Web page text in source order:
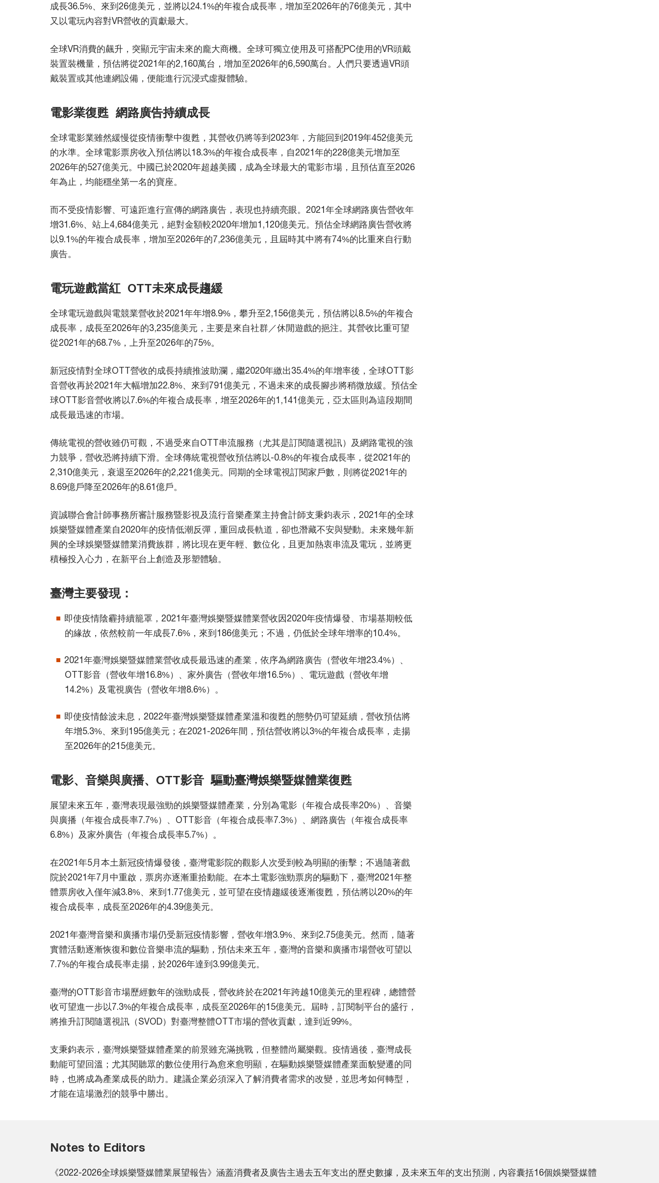
成長36.5%、來到26億美元，並將以24.1%的年複合成長率，增加至2026年的76億美元，其中
又以電玩內容對VR營收的貢獻最大。
全球VR消費的飆升，突顯元宇宙未來的龐大商機。全球可獨立使用及可搭配PC使用的VR頭戴
裝置裝機量，預估將從2021年的2,160萬台，增加至2026年的6,590萬台。人們只要透過VR頭
戴裝置或其他連網設備，便能進行沉浸式虛擬體驗。
電影業復甦 網路廣告持續成長
全球電影業雖然緩慢從疫情衝擊中復甦，其營收仍將等到2023年，方能回到2019年452億美元
的水準。全球電影票房收入預估將以18.3%的年複合成長率，自2021年的228億美元增加至
2026年的527億美元。中國已於2020年超越美國，成為全球最大的電影市場，且預估直至2026
年為止，均能穩坐第一名的寶座。
而不受疫情影響、可遠距進行宣傳的網路廣告，表現也持續亮眼。2021年全球網路廣告營收年
增31.6%、站上4,684億美元，絕對金額較2020年增加1,120億美元。預估全球網路廣告營收將
以9.1%的年複合成長率，增加至2026年的7,236億美元，且屆時其中將有74%的比重來自行動
廣告。
電玩遊戲當紅 OTT未來成長趨緩
全球電玩遊戲與電競業營收於2021年年增8.9%，攀升至2,156億美元，預估將以8.5%的年複合
成長率，成長至2026年的3,235億美元，主要是來自社群／休閒遊戲的挹注。其營收比重可望
從2021年的68.7%，上升至2026年的75%。
新冠疫情對全球OTT營收的成長持續推波助瀾，繼2020年繳出35.4%的年增率後，全球OTT影
音營收再於2021年大幅增加22.8%、來到791億美元，不過未來的成長腳步將稍微放緩。預估全
球OTT影音營收將以7.6%的年複合成長率，增至2026年的1,141億美元，亞太區則為這段期間
成長最迅速的市場。
傳統電視的營收雖仍可觀，不過受來自OTT串流服務（尤其是訂閱隨選視訊）及網路電視的強
力競爭，營收恐將持續下滑。全球傳統電視營收預估將以-0.8%的年複合成長率，從2021年的
2,310億美元，衰退至2026年的2,221億美元。同期的全球電視訂閱家戶數，則將從2021年的
8.69億戶降至2026年的8.61億戶。
資誠聯合會計師事務所審計服務暨影視及流行音樂產業主持會計師支秉鈞表示，2021年的全球
娛樂暨媒體產業自2020年的疫情低潮反彈，重回成長軌道，卻也潛藏不安與變動。未來幾年新
興的全球娛樂暨媒體業消費族群，將比現在更年輕、數位化，且更加熱衷串流及電玩，並將更
積極投入心力，在新平台上創造及形塑體驗。
臺灣主要發現：
即使疫情陰霾持續籠罩，2021年臺灣娛樂暨媒體業營收因2020年疫情爆發、市場基期較低
的緣故，依然較前一年成長7.6%，來到186億美元；不過，仍低於全球年增率的10.4%。
2021年臺灣娛樂暨媒體業營收成長最迅速的產業，依序為網路廣告（營收年增23.4%）、
OTT影音（營收年增16.8%）、家外廣告（營收年增16.5%）、電玩遊戲（營收年增
14.2%）及電視廣告（營收年增8.6%）。
即使疫情餘波未息，2022年臺灣娛樂暨媒體產業溫和復甦的態勢仍可望延續，營收預估將
年增5.3%、來到195億美元；在2021-2026年間，預估營收將以3%的年複合成長率，走揚
至2026年的215億美元。
電影、音樂與廣播、OTT影音 驅動臺灣娛樂暨媒體業復甦
展望未來五年，臺灣表現最強勁的娛樂暨媒體產業，分別為電影（年複合成長率20%）、音樂
與廣播（年複合成長率7.7%）、OTT影音（年複合成長率7.3%）、網路廣告（年複合成長率
6.8%）及家外廣告（年複合成長率5.7%）。
在2021年5月本土新冠疫情爆發後，臺灣電影院的觀影人次受到較為明顯的衝擊；不過隨著戲
院於2021年7月中重啟，票房亦逐漸重拾動能。在本土電影強勁票房的驅動下，臺灣2021年整
體票房收入僅年減3.8%、來到1.77億美元，並可望在疫情趨緩後逐漸復甦，預估將以20%的年
複合成長率，成長至2026年的4.39億美元。
2021年臺灣音樂和廣播市場仍受新冠疫情影響，營收年增3.9%、來到2.75億美元。然而，隨著
實體活動逐漸恢復和數位音樂串流的驅動，預估未來五年，臺灣的音樂和廣播市場營收可望以
7.7%的年複合成長率走揚，於2026年達到3.99億美元。
臺灣的OTT影音市場歷經數年的強勁成長，營收終於在2021年跨越10億美元的里程碑，總體營
收可望進一步以7.3%的年複合成長率，成長至2026年的15億美元。屆時，訂閱制平台的盛行，
將推升訂閱隨選視訊（SVOD）對臺灣整體OTT市場的營收貢獻，達到近99%。
支秉鈞表示，臺灣娛樂暨媒體產業的前景雖充滿挑戰，但整體尚屬樂觀。疫情過後，臺灣成長
動能可望回溫；尤其閱聽眾的數位使用行為愈來愈明顯，在驅動娛樂暨媒體產業面貌變遷的同
時，也將成為產業成長的助力。建議企業必須深入了解消費者需求的改變，並思考如何轉型，
才能在這場激烈的競爭中勝出。
Notes to Editors
《2022-2026全球娛樂暨媒體業展望報告》涵蓋消費者及廣告主過去五年支出的歷史數據，及未來五年的支出預測，內容囊括16個娛樂暨媒體